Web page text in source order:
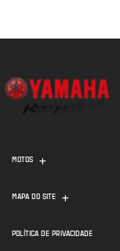
MOTOS
MAPA DO SITE
POLÍTICA DE PRIVACIDADE